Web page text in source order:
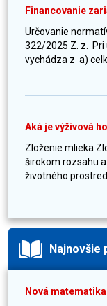
Financovanie
Určovanie
322/2025 Z. z. Pri
vychádza z a)
Aká je výživová
Zloženie mlieka
širokom rozsahu
životného
Najnovšie
Nová